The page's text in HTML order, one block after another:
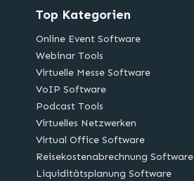
Top Kategorien
Online Event Software
Webinar Tools
Virtuelle Messe Software
VoIP Software
Podcast Tools
Virtuelles Netzwerken
Virtual Office Software
Reisekostenabrechnung Software
Liquiditätsplanung Software